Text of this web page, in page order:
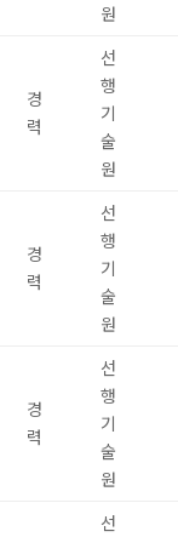
원
경
력
선
행
기
술
원
경
력
선
행
기
술
원
경
력
선
행
기
술
원
선